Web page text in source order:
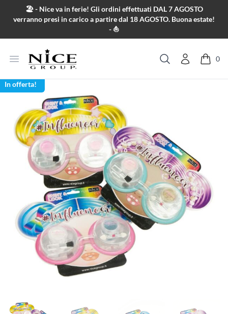
Salta al contenuto
🏖️ - Nice va in ferie! Gli ordini effettuati DAL 7 AGOSTO
verranno presi in carico a partire dal 18 AGOSTO. Buona estate!
- ⛵
Apri menu
Cerca
0
In offerta!